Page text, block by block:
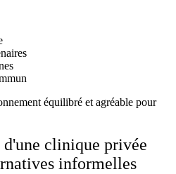
équilibré et agréable pour
clinique privée
informelles